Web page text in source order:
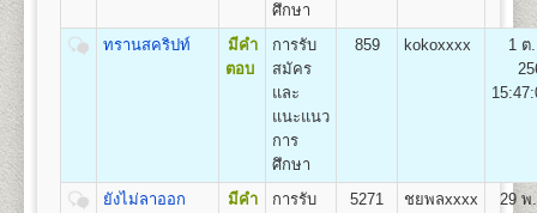
1.หลักสูตร 6 ปี สำหรับผู้ที่จบมัธยมศึกษาปีที่ 6 โดยเริ่ม
เรียนเป็น Pre-Optometry ในช่วง 2 ปีแรก และเรียน
Optometry ในช่วง 4 ปีหลัง
2.หลักสูตร 4 ปี สำหรับผู้ที่จบการศึกษาระดับปริญญาตรี
เรียน Optometry ในหลักสูตร 4 ปี
ทัศนมาตรศาสตรบัณฑิต (ทศ.บ.) Doctor of
เปิดสอน1สาขาวิชาคือ สาขาวิชาทัศนมาตรศาสตร์
11 550 500 800 100 500 100
2,550
500 800
2,600
14 700 500 800 100 500 100
2,700
ศึกษา
ทรานสคริปท์
มีคำ
ตอบ
การรับ
สมัคร
และ
แนะแนว
การ
ศึกษา
859 kokoxxxx
1 ต
ยังไม่ลาออก
มีคำ
การรับ
5271 ชยพลxxxx
29 พ